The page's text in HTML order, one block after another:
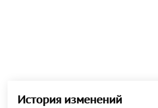
История изменений